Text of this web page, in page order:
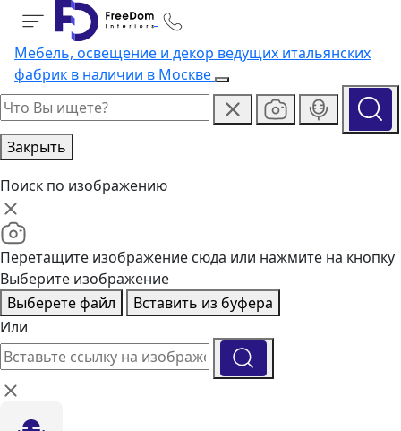
Мебель, освещение и декор ведущих итальянских
фабрик в наличии в Москве
Закрыть
Поиск по изображению
Перетащите изображение сюда или нажмите на кнопку
Выберите изображение
Выберете файл
Вставить из буфера
Или